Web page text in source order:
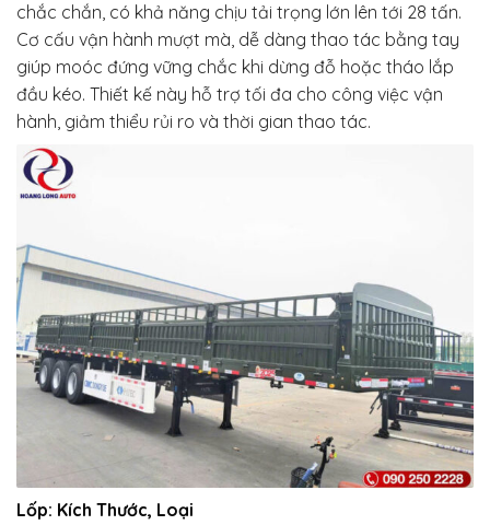
chắc chắn, có khả năng chịu tải trọng lớn lên tới 28 tấn.
Cơ cấu vận hành mượt mà, dễ dàng thao tác bằng tay
giúp moóc đứng vững chắc khi dừng đỗ hoặc tháo lắp
đầu kéo. Thiết kế này hỗ trợ tối đa cho công việc vận
hành, giảm thiểu rủi ro và thời gian thao tác.
Lốp: Kích Thước, Loại